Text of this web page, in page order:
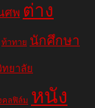
ศพ ต่าง
ท้าทาย นักศึกษา
ทยาลัย
คลฟิล์ม หนัง